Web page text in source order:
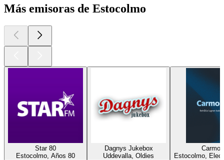
Más emisoras de Estocolmo
Star 80
Estocolmo, Años 80
Dagnys Jukebox
Uddevalla, Oldies
Estocolmo,